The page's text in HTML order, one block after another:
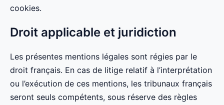
cookies.
Droit applicable et juridiction
Les présentes mentions légales sont régies par le
droit français. En cas de litige relatif à l’interprétation
ou l’exécution de ces mentions, les tribunaux français
seront seuls compétents, sous réserve des règles